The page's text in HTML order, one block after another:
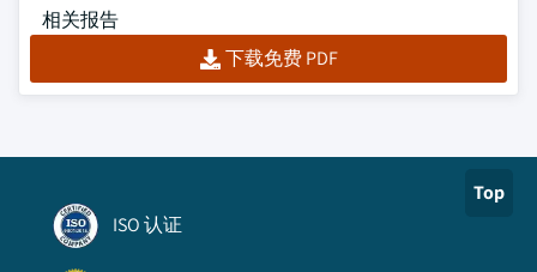
相关报告
下载免费 PDF
Top
ISO 认证